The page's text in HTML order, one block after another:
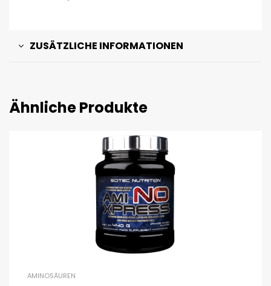
ZUSÄTZLICHE INFORMATIONEN
Ähnliche Produkte
AMINOSÄUREN